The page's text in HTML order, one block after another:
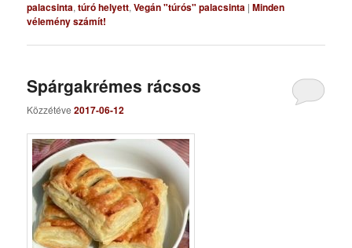
palacsinta,túró helyett,Vegán "túrós" palacsinta |Minden
vélemény számít!
Spárgakrémes rácsos
Közzétéve2017-06-12